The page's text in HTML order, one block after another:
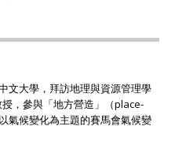
文大學，拜訪地理與資源管理學
，參與「地方營造」（place-
氣候變化為主題的賽馬會氣候變